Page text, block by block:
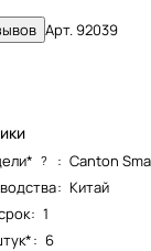
Арт.92039
? : Canton
: Китай
: 1
: 6